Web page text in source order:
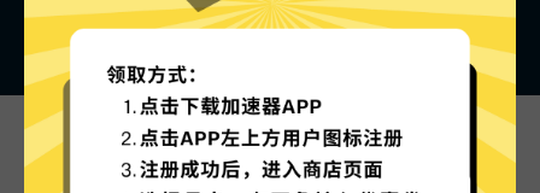
台服游戏加速器的特色